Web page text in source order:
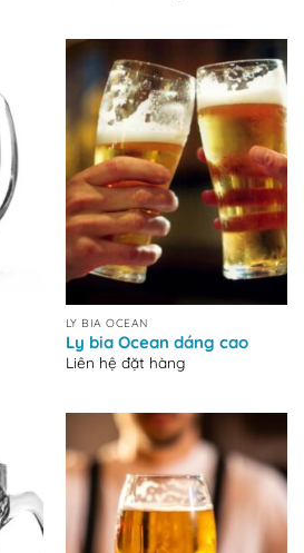
LY BIA OCEAN
Ly bia Ocean dáng cao
Liên hệ đặt hàng